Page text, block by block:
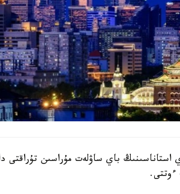
استاناسىنىڭ باي ساۋلەت مۇراسىن تۇراقتى
ءوتتى.